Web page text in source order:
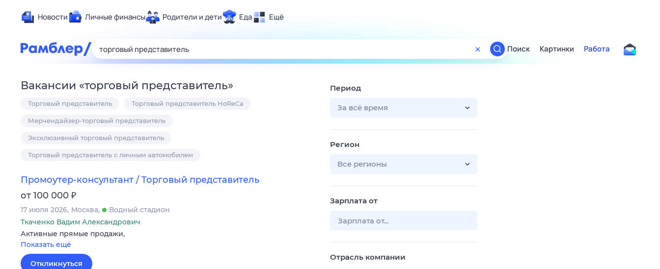
Новости Личные финансы Родители и дети Еда Ещё
Здоровье
Развлечения и отдых
Спорт
Карьера
Гороскопы
Поиск
ТВ-программа
Поиск Картинки Работа
Вакансии «торговый представитель»
Торговый представитель Торговый представитель HoReCa
Мерчендайзер-торговый представитель
Эксклюзивный торговый представитель
Торговый представитель с личным автомобилем
Промоутер-консультант / Торговый представитель
от 100 000 ₽
17 июля 2026 Москва
Водный стадион
Ткаченко Вадим Александрович
Активные прямые продажи,
Показать ещё
Откликнуться
Период
За всё время
Регион
Все регионы
Зарплата от
Отрасль компании